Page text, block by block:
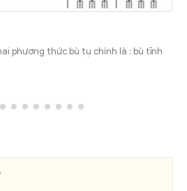
phương thức bù tụ chính là : bù tĩnh